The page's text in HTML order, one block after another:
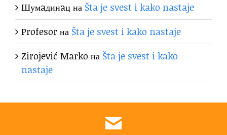
Шумaдинaцна Šta je svest i kako nastaje
Profesorна Šta je svest i kako nastaje
Zirojević Marko на Šta je svest i kako
nastaje